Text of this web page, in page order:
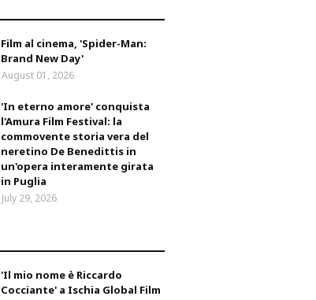
Film al cinema, 'Spider-Man:
Brand New Day'
August 01, 2026
'In eterno amore' conquista
l'Amura Film Festival: la
commovente storia vera del
neretino De Benedittis in
un'opera interamente girata
in Puglia
July 29, 2026
'Il mio nome è Riccardo
Cocciante' a Ischia Global Film